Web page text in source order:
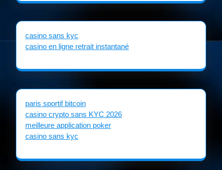
casino sans kyc
casino en ligne retrait instantané
paris sportif bitcoin
casino crypto sans KYC 2026
meilleure application poker
casino sans kyc